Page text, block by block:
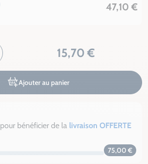
47,10 €
15,70 €
Ajouter au panier
pour bénéficier de la livraison OFFERTE
75,00 €